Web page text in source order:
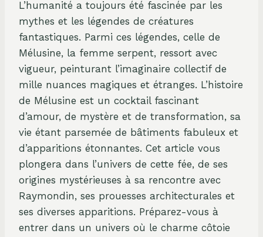
L’humanité a toujours été fascinée par les
mythes et les légendes de créatures
fantastiques. Parmi ces légendes, celle de
Mélusine, la femme serpent, ressort avec
vigueur, peinturant l’imaginaire collectif de
mille nuances magiques et étranges. L’histoire
de Mélusine est un cocktail fascinant
d’amour, de mystère et de transformation, sa
vie étant parsemée de bâtiments fabuleux et
d’apparitions étonnantes. Cet article vous
plongera dans l’univers de cette fée, de ses
origines mystérieuses à sa rencontre avec
Raymondin, ses prouesses architecturales et
ses diverses apparitions. Préparez-vous à
entrer dans un univers où le charme côtoie